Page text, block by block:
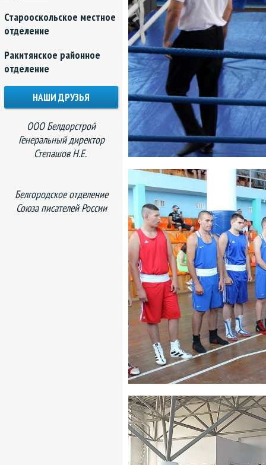
Старооскольское местное
отделение
Ракитянское районное
отделение
НАШИ ДРУЗЬЯ
ООО Белдорстрой
Генеральный директор
Степашов Н.Е.
Белгородское отделение
Союза писателей России